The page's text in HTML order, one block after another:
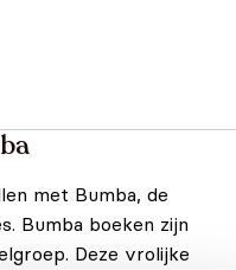
met Bumba, de
Bumba boeken zijn
Deze vrolijke